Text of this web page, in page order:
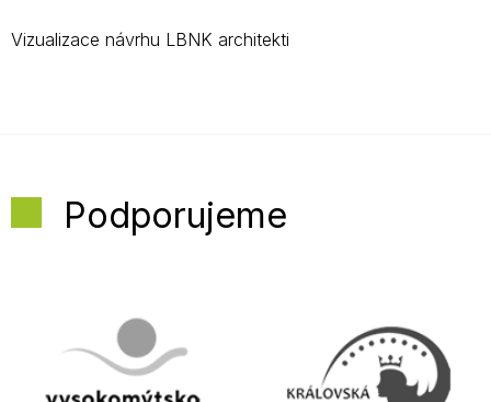
Vizualizace návrhu LBNK architekti
Podporujeme